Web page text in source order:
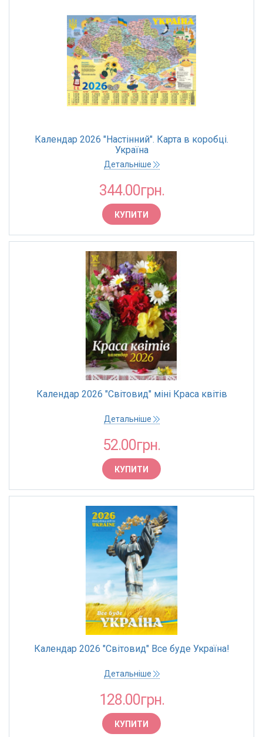
Календар 2026 "Настінний". Карта в коробці.
Україна
Детальніше
344.00грн.
КУПИТИ
Календар 2026 "Світовид" міні Краса квітів
Детальніше
52.00грн.
КУПИТИ
Календар 2026 "Світовид" Все буде Україна!
Детальніше
128.00грн.
КУПИТИ